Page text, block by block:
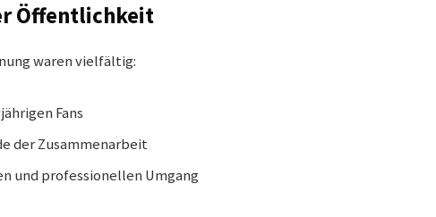
Öffentlichkeit
waren vielfältig:
Fans
der Zusammenarbeit
und professionellen Umgang